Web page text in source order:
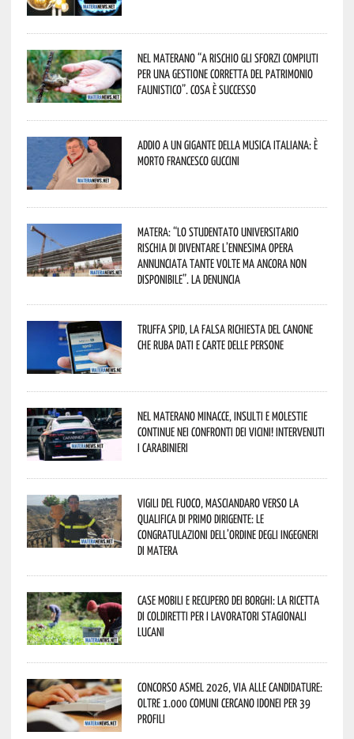
Nel materano “a rischio gli sforzi compiuti
per una gestione corretta del patrimonio
faunistico”. Cosa è successo
Addio a un gigante della musica italiana: è
morto Francesco Guccini
Matera: “Lo studentato universitario
rischia di diventare l’ennesima opera
annunciata tante volte ma ancora non
disponibile”. La denuncia
Truffa Spid, la falsa richiesta del canone
che ruba dati e carte delle persone
Nel materano minacce, insulti e molestie
continue nei confronti dei vicini! Intervenuti
i Carabinieri
Vigili del Fuoco, Masciandaro verso la
qualifica di Primo Dirigente: le
congratulazioni dell’Ordine degli Ingegneri
di Matera
Case mobili e recupero dei borghi: la ricetta
di Coldiretti per i lavoratori stagionali
lucani
Concorso Asmel 2026, via alle candidature:
oltre 1.000 Comuni cercano idonei per 39
profili